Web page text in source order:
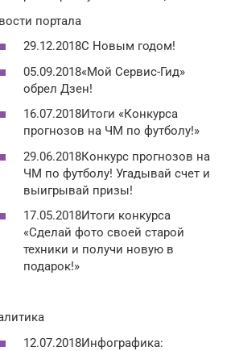
портала
29.12.2018С Новым годом!
05.09.2018«Мой Сервис-Гид»
обрел Дзен!
16.07.2018Итоги «Конкурса
прогнозов на ЧМ по футболу!»
29.06.2018Конкурс прогнозов на
ЧМ по футболу! Угадывай счет и
выигрывай призы!
17.05.2018Итоги конкурса
«Сделай фото своей старой
техники и получи новую в
подарок!»
12.07.2018Инфографика: